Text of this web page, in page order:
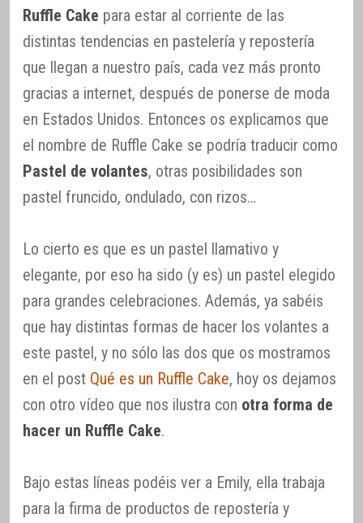
Ruffle Cake para estar al corriente de las
distintas tendencias en pastelería y repostería
que llegan a nuestro país, cada vez más pronto
gracias a internet, después de ponerse de moda
en Estados Unidos. Entonces os explicamos que
el nombre de Ruffle Cake se podría traducir como
Pastel de volantes, otras posibilidades son
pastel fruncido, ondulado, con rizos…
Lo cierto es que es un pastel llamativo y
elegante, por eso ha sido (y es) un pastel elegido
para grandes celebraciones. Además, ya sabéis
que hay distintas formas de hacer los volantes a
este pastel, y no sólo las dos que os mostramos
en el post Qué es un Ruffle Cake, hoy os dejamos
con otro vídeo que nos ilustra con otra forma de
hacer un Ruffle Cake.
Bajo estas líneas podéis ver a Emily, ella trabaja
para la firma de productos de repostería y